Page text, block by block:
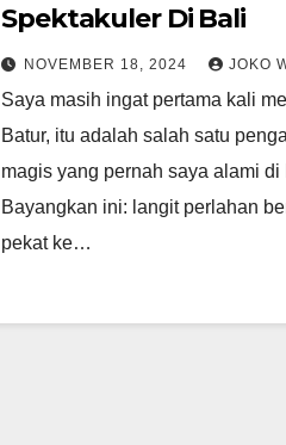
Spektakuler Di Bali
NOVEMBER 18, 2024 JOKO
Saya masih ingat pertama kali
Batur, itu adalah salah satu
magis yang pernah saya alami di
Bayangkan ini: langit perlahan
pekat ke…